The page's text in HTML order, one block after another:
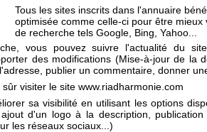
Tous les sites inscrits dans l'annuaire
optimisée comme celle-ci pour être mieux
de recherche tels Google, Bing, Yahoo...
vous pouvez suivre l'actualité du
des modifications (Mise-à-jour de la
publier un commentaire, donner
visiter le site www.riadharmonie.com
sa visibilité en utilisant les options
d'un logo à la description,
les réseaux sociaux...)